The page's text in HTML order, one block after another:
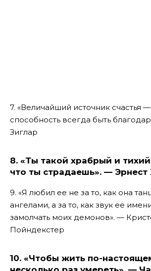
7. «Величайший источник счастья —
способность всегда быть
Зиглар
8. «Ты такой храбрый и
что ты страдаешь». — Эрнест
9. «Я любил ее не за то, как она
ангелами, а за то, как звук ее
замолчать моих демонов». —
Пойндекстер
10. «Чтобы жить по-